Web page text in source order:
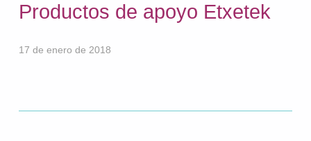
Productos de apoyo Etxetek
17 de enero de 2018